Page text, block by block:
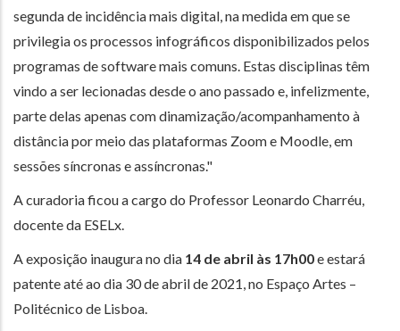
segunda de incidência mais digital, na medida em que se
privilegia os processos infográficos disponibilizados pelos
programas de software mais comuns. Estas disciplinas têm
vindo a ser lecionadas desde o ano passado e, infelizmente,
parte delas apenas com dinamização/acompanhamento à
distância por meio das plataformas Zoom e Moodle, em
sessões síncronas e assíncronas."
A curadoria ficou a cargo do Professor Leonardo Charréu,
docente da ESELx.
A exposição inaugura no dia 14 de abril às 17h00e estará
patente até ao dia 30 de abril de 2021, no Espaço Artes –
Politécnico de Lisboa.